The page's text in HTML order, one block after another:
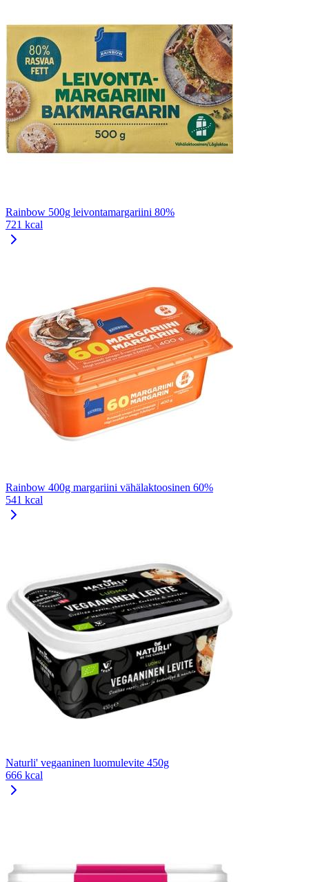
Rainbow 500g leivontamargariini 80%
721 kcal
Rainbow 400g margariini vähälaktoosinen 60%
541 kcal
Naturli' vegaaninen luomulevite 450g
666 kcal